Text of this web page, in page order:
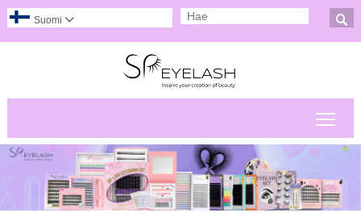

Suomi 